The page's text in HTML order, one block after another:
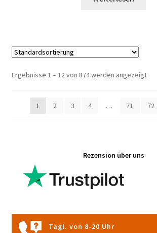
Ergebnisse 1 – 12 von 874 werden angezeigt
1 2 3 4 … 71 72
Rezension über uns
Tägl. von 8-20 Uhr